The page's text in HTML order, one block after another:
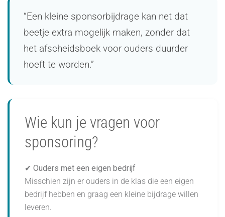
“Een kleine sponsorbijdrage kan net dat
beetje extra mogelijk maken, zonder dat
het afscheidsboek voor ouders duurder
hoeft te worden.”
Wie kun je vragen voor
sponsoring?
✔ Ouders met een eigen bedrijf
Misschien zijn er ouders in de klas die een eigen
bedrijf hebben en graag een kleine bijdrage willen
leveren.